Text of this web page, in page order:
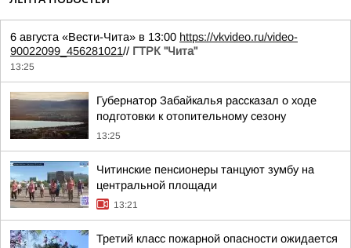
6 августа «Вести-Чита» в 13:00 https://vkvideo.ru/video-
90022099_456281021// ГТРК "Чита"
13:25
Губернатор Забайкалья рассказал о ходе
подготовки к отопительному сезону
13:25
Читинские пенсионеры танцуют зумбу на
центральной площади
13:21
Третий класс пожарной опасности ожидается